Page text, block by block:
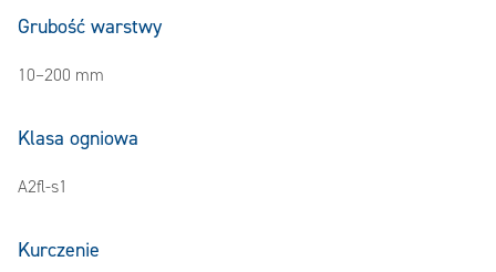
Grubość warstwy
10–200 mm
Klasa ogniowa
A2fl-s1
Kurczenie